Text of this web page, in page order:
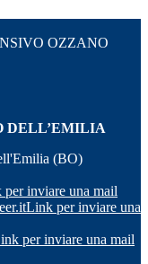
OZZANO
DELL’EMILIA
(BO)
inviare una mail
Link per inviare una
per inviare una mail